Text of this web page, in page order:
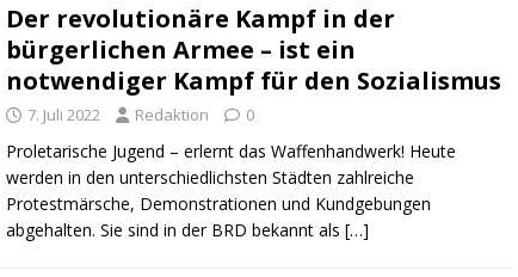
Der revolutionäre Kampf in der
bürgerlichen Armee – ist ein
notwendiger Kampf für den Sozialismus
7. Juli 2022 Redaktion 0
Proletarische Jugend – erlernt das Waffenhandwerk! Heute
werden in den unterschiedlichsten Städten zahlreiche
Protestmärsche, Demonstrationen und Kundgebungen
abgehalten. Sie sind in der BRD bekannt als […]